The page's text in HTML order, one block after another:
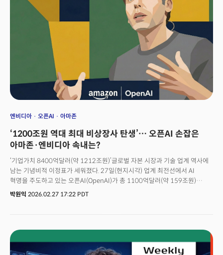
전년 대비 15~16% 감소했고, 공고당 지원 건수는 26~30% 증가했다.
자리는 줄었고 경쟁은 치열해졌다는 의미다. 이 모든 현상은 AI로 인한 급격한
구조적 변화에서 비롯됐다. 국제통화기금(IMF) 총재 크리스탈리나
게오르기에바는 AI가 향후 몇 년 안에 전 세계 일자리의 약 40%에 영향을
미칠 것이라고 경고했다. 다리오 아모데이 앤트로픽 CEO는 신입 화이트칼라
업무의 절반이 AI로 대체될 것이라 주장하고, 마이크로소프트 AI 수장
무스타파 술레이만은 그 시점을 18개월 이내로 못 박았다. 일련의 주장과
전망은 지금 막 졸업장을 받은 사회 초년생들에게 가혹하게 느껴진다. 미국
대학생들은 어떻게 탈출구를 마련하고 있을까?
엔비디아 오픈AI 아마존
‘1200조원 역대 최대 비상장사 탄생’… 오픈AI 손잡은
아마존·엔비디아 속내는?
‘기업가치 8400억달러(약 1212조원)’글로벌 자본 시장과 기술 업계 역사에
남는 기념비적 이정표가 세워졌다. 27일(현지시각) 업계 최전선에서 AI
혁명을 주도하고 있는 오픈AI(OpenAI)가 총 1100억달러(약 159조원)
규모의 투자 유치 라운드를 마무리했다. 글로벌 벤처 투자 역사상 전례를
money, 투자 유치 금액 합산) 기준 8400억달러(약 1212조원)라는 경이로운
기업가치를 인정받은 것이다. 일론 머스크가 이끄는 우주 탐사 기업
스페이스X의 기업가치(포스트머니 기준 8000억달러)를 넘어섰다. 글로벌
박원익 2026.02.27 17:22 PDT